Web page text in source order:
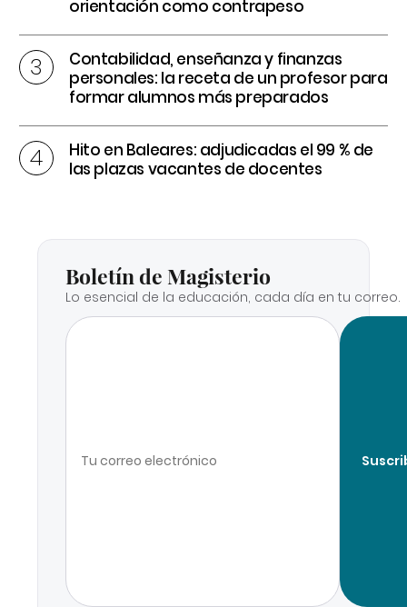
orientación como contrapeso
Contabilidad, enseñanza y finanzas
personales: la receta de un profesor para
formar alumnos más preparados
Hito en Baleares: adjudicadas el 99 % de
las plazas vacantes de docentes
Boletín de Magisterio
Lo esencial de la educación, cada día en tu correo.